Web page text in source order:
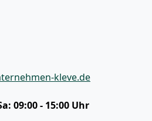
kleve.de
09:00 - 15:00 Uhr